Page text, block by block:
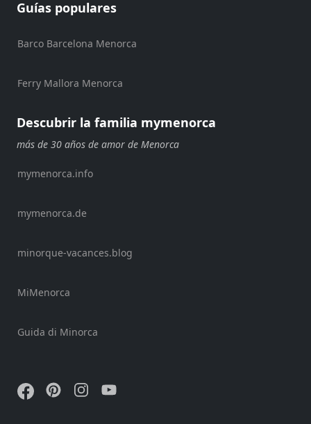
movilidad
Deportivo
Shows
Eventos
Submit
Guías populares
Barco Barcelona Menorca
Ferry Mallora Menorca
Descubrir la familia mymenorca
más de 30 años de amor de Menorca
mymenorca.info
mymenorca.de
minorque-vacances.blog
MiMenorca
Guida di Minorca